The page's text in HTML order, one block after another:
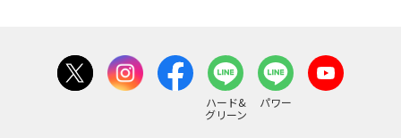
ハード&
グリーン
パワー